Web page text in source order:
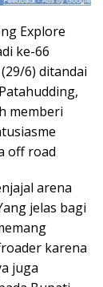
Explore
ke-66
6) ditandai
memberi
off road
arena
jelas bagi
karena
juga